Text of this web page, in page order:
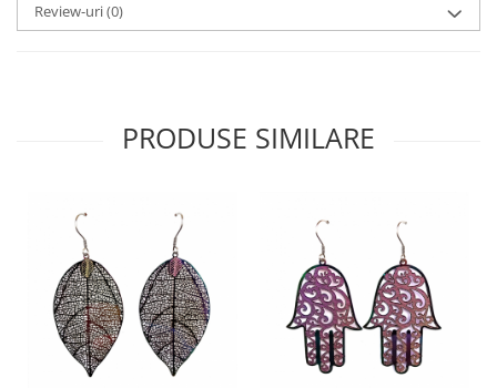
Review-uri(0)
PRODUSE SIMILARE